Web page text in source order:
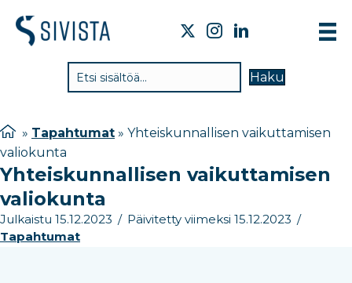
Haku
» Tapahtumat » Yhteiskunnallisen vaikuttamisen
valiokunta
Yhteiskunnallisen vaikuttamisen
valiokunta
Julkaistu 15.12.2023 / Päivitetty viimeksi 15.12.2023 /
Tapahtumat